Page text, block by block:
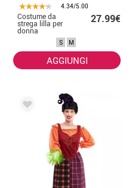
4.34/5.00
Costume da
strega lilla per
donna
27.99€
S M
AGGIUNGI